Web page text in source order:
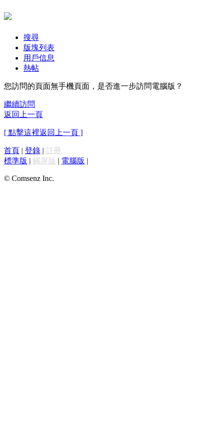
搜尋
版塊列表
用戶信息
熱帖
您訪問的頁面無手機頁面，是否進一步訪問電腦版？
繼續訪問
返回上一頁
[ 點擊這裡返回上一頁 ]
首頁 | 登錄 | 註冊
標準版 | 觸屏版 | 電腦版 |
© Comsenz Inc.